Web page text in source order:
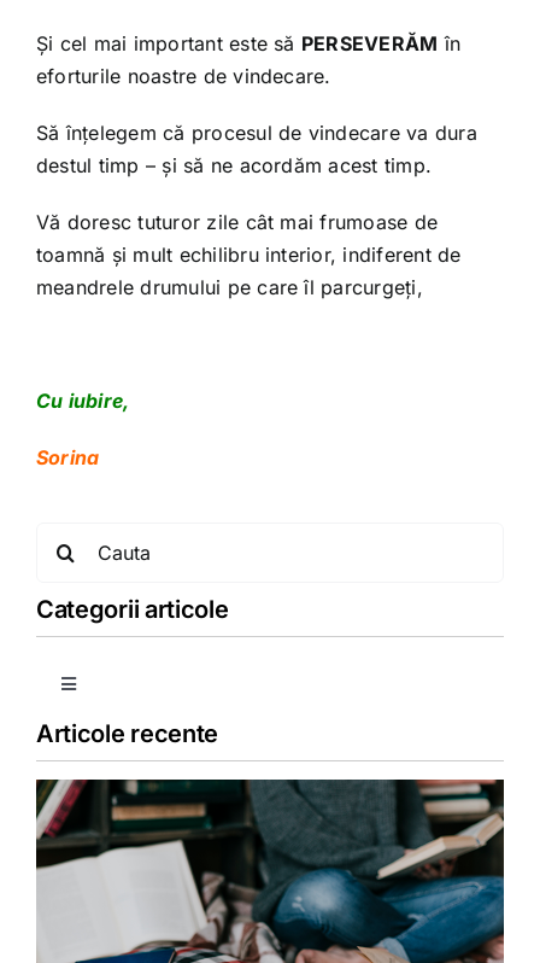
Și cel mai important este să PERSEVERĂM în
eforturile noastre de vindecare.
Să înțelegem că procesul de vindecare va dura
destul timp – și să ne acordăm acest timp.
Vă doresc tuturor zile cât mai frumoase de
toamnă și mult echilibru interior, indiferent de
meandrele drumului pe care îl parcurgeți,
Cu iubire,
Sorina
Categorii articole
Toggle
Copii
Detoxifiere
Articole recente